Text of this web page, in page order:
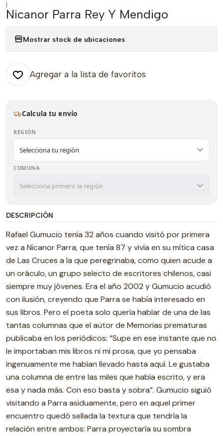
|
Nicanor Parra Rey Y Mendigo
Mostrar stock de ubicaciones
Agregar a la lista de favoritos
Calcula tu envío
REGIÓN
COMUNA
DESCRIPCIÓN
Rafael Gumucio tenía 32 años cuando visitó por primera
vez a Nicanor Parra, que tenía 87 y vivía en su mítica casa
de Las Cruces a la que peregrinaba, como quien acude a
un oráculo, un grupo selecto de escritores chilenos, casi
siempre muy jóvenes. Era el año 2002 y Gumucio acudió
con ilusión, creyendo que Parra se había interesado en
sus libros. Pero el poeta solo quería hablar de una de las
tantas columnas que el autor de Memorias prematuras
publicaba en los periódicos: “Supe en ese instante que no
le importaban mis libros ni mi prosa, que yo pensaba
ingenuamente me habían llevado hasta aquí. Le gustaba
una columna de entre las miles que había escrito, y era
esa y nada más. Con eso basta y sobra”. Gumucio siguió
visitando a Parra asiduamente, pero en aquel primer
encuentro quedó sellada la textura que tendría la
relación entre ambos: Parra proyectaría su sombra